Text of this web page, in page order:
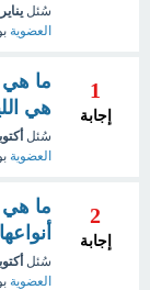
سُئل يناير 18، 2025
العضوية
1
إجابة
ما هي
هي
سُئل أكتوبر 24،
العضوية
2
إجابة
ما هي
سُئل أكتوبر 24،
العضوية